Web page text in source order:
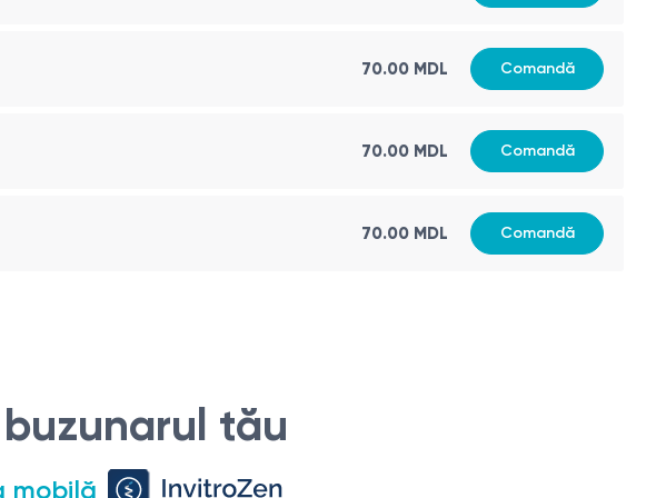
eficacității tratamentului și la urmărirea evoluției bolii.
identificarea potențialelor probleme hepatice.
70.00 MDL Comandă
70.00 MDL Comandă
70.00 MDL Comandă
tău
mobilă